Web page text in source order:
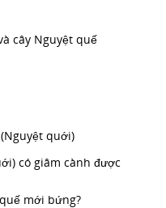
cây Nguyệt quế
quới)
có giâm cành được
mới bứng?